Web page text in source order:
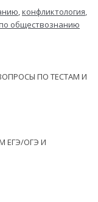
,конфликтология,
обществознанию
ПО ТЕСТАМ И
ЕГЭ/ОГЭ И